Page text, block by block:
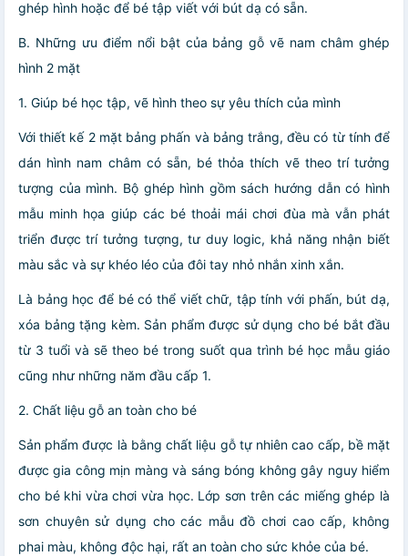
ghép hình hoặc để bé tập viết với bút dạ có sẵn.
B. Những ưu điểm nổi bật của bảng gỗ vẽ nam châm ghép
hình 2 mặt
1. Giúp bé học tập, vẽ hình theo sự yêu thích của mình
Với thiết kế 2 mặt bảng phấn và bảng trắng, đều có từ tính để
dán hình nam châm có sẵn, bé thỏa thích vẽ theo trí tưởng
tượng của mình. Bộ ghép hình gồm sách hướng dẫn có hình
mẫu minh họa giúp các bé thoải mái chơi đùa mà vẫn phát
triển được trí tưởng tượng, tư duy logic, khả năng nhận biết
màu sắc và sự khéo léo của đôi tay nhỏ nhắn xinh xắn.
Là bảng học để bé có thể viết chữ, tập tính với phấn, bút dạ,
xóa bảng tặng kèm. Sản phẩm được sử dụng cho bé bắt đầu
từ 3 tuổi và sẽ theo bé trong suốt qua trình bé học mẫu giáo
cũng như những năm đầu cấp 1.
2. Chất liệu gỗ an toàn cho bé
Sản phẩm được là bằng chất liệu gỗ tự nhiên cao cấp, bề mặt
được gia công mịn màng và sáng bóng không gây nguy hiểm
cho bé khi vừa chơi vừa học. Lớp sơn trên các miếng ghép là
sơn chuyên sử dụng cho các mẫu đồ chơi cao cấp, không
phai màu, không độc hại, rất an toàn cho sức khỏe của bé.